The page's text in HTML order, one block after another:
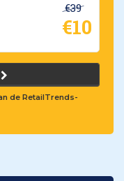
€39
€10
de RetailTrends-